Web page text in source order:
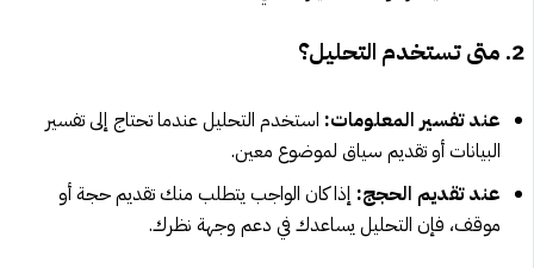
2. متى تستخدم التحليل؟
عند تفسير المعلومات: استخدم التحليل عندما تحتاج إلى تفسير
البيانات أو تقديم سياق لموضوع معين.
عند تقديم الحجج: إذا كان الواجب يتطلب منك تقديم حجة أو
موقف، فإن التحليل يساعدك في دعم وجهة نظرك.